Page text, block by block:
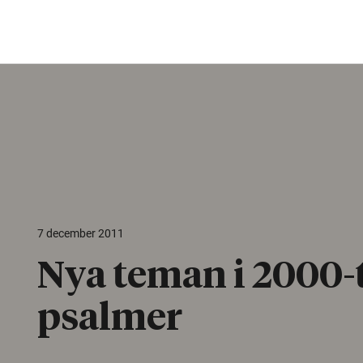
7 december 2011
Nya teman i
psalmer